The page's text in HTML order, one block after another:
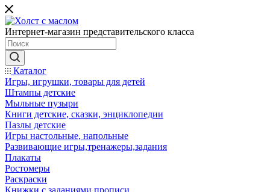
Интернет-магазин представительского класса
Каталог
Игры, игрушки, товары для детей
Штампы детские
Мыльные пузыри
Книги детские, сказки, энциклопедии
Пазлы детские
Игры настольные, напольные
Развивающие игры,тренажеры,задания
Плакаты
Ростомеры
Раскраски
Книжки с заданиями,прописи